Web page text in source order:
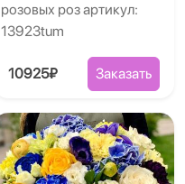
розовых роз артикул:
13923tum
10925₽ Заказать